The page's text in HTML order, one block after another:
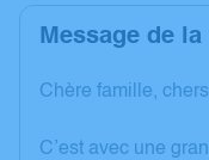
Message de
Chère famille,
C’est avec une